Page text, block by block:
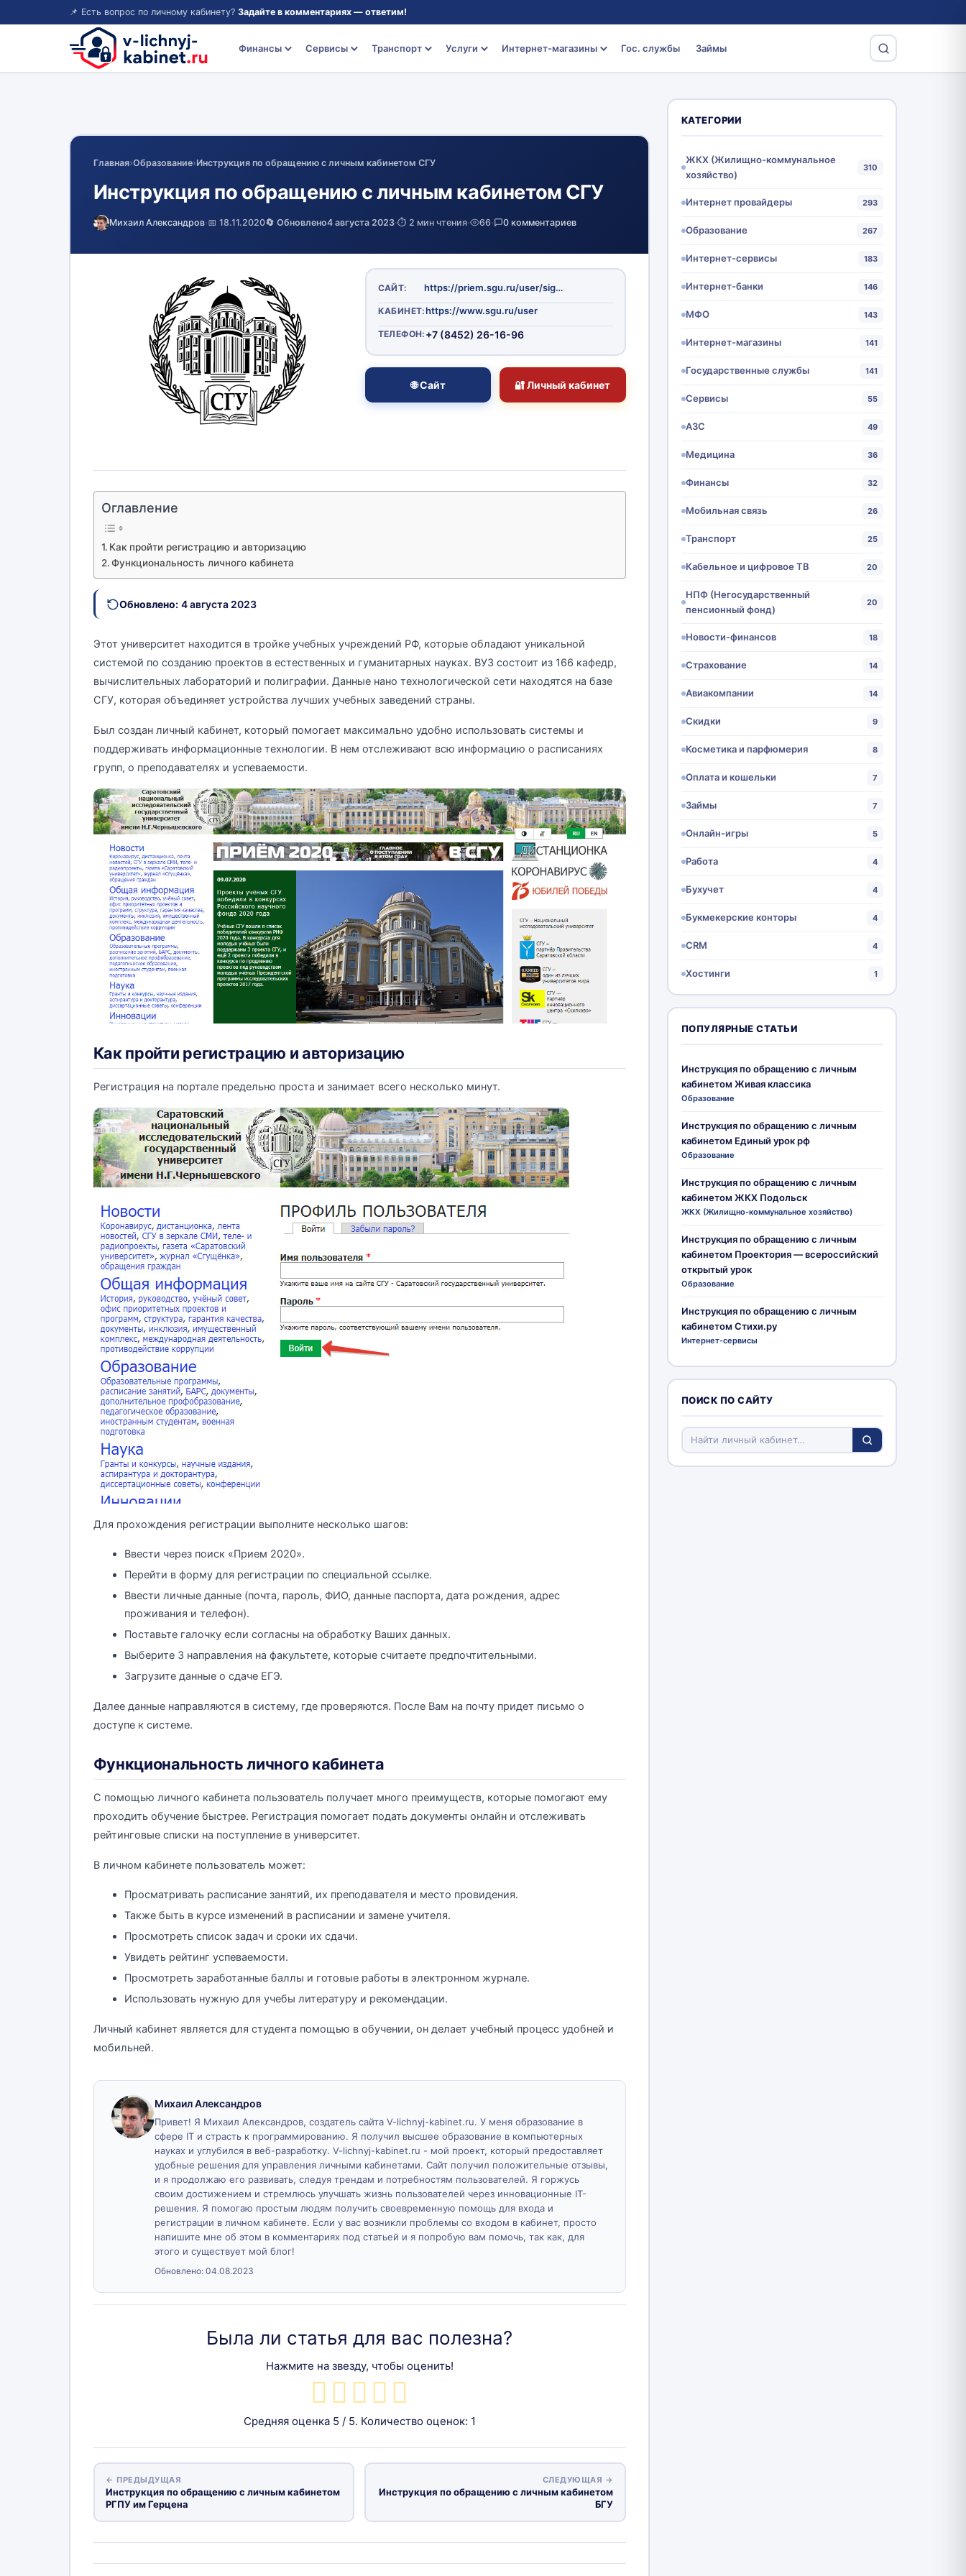
📌 Есть вопрос по личному кабинету? Задайте в комментариях — ответим!
Финансы Сервисы Транспорт Услуги Интернет-магазины Гос. службы Займы
Главная›Образование›Инструкция по обращению с личным кабинетом СГУ
Инструкция по обращению с личным кабинетом СГУ
Михаил Александров·📅 18.11.2020🔄 Обновлено4 августа 2023·⏱️ 2 мин чтения· 66· 0 комментариев
САЙТ: https://priem.sgu.ru/user/sign-in/login
КАБИНЕТ:https://www.sgu.ru/user
ТЕЛЕФОН: +7 (8452) 26-16-96
🌐 Сайт 🔐 Личный кабинет
Оглавление
Как пройти регистрацию и авторизацию
Функциональность личного кабинета
Обновлено: 4 августа 2023
Этот университет находится в тройке учебных учреждений РФ, которые обладают уникальной
системой по созданию проектов в естественных и гуманитарных науках. ВУЗ состоит из 166 кафедр,
вычислительных лабораторий и полиграфии. Данные нано технологической сети находятся на базе
СГУ, которая объединяет устройства лучших учебных заведений страны.
Был создан личный кабинет, который помогает максимально удобно использовать системы и
поддерживать информационные технологии. В нем отслеживают всю информацию о расписаниях
групп, о преподавателях и успеваемости.
Как пройти регистрацию и авторизацию
Регистрация на портале предельно проста и занимает всего несколько минут.
Для прохождения регистрации выполните несколько шагов:
Ввести через поиск «Прием 2020».
Перейти в форму для регистрации по специальной ссылке.
Ввести личные данные (почта, пароль, ФИО, данные паспорта, дата рождения, адрес
проживания и телефон).
Поставьте галочку если согласны на обработку Ваших данных.
Выберите 3 направления на факультете, которые считаете предпочтительными.
Загрузите данные о сдаче ЕГЭ.
Далее данные направляются в систему, где проверяются. После Вам на почту придет письмо о
доступе к системе.
Функциональность личного кабинета
С помощью личного кабинета пользователь получает много преимуществ, которые помогают ему
проходить обучение быстрее. Регистрация помогает подать документы онлайн и отслеживать
рейтинговые списки на поступление в университет.
В личном кабинете пользователь может:
Просматривать расписание занятий, их преподавателя и место провидения.
Также быть в курсе изменений в расписании и замене учителя.
Просмотреть список задач и сроки их сдачи.
Увидеть рейтинг успеваемости.
Просмотреть заработанные баллы и готовые работы в электронном журнале.
Использовать нужную для учебы литературу и рекомендации.
Личный кабинет является для студента помощью в обучении, он делает учебный процесс удобней и
мобильней.
Михаил Александров
Привет! Я Михаил Александров, создатель сайта V-lichnyj-kabinet.ru. У меня образование в
сфере IT и страсть к программированию. Я получил высшее образование в компьютерных
науках и углубился в веб-разработку. V-lichnyj-kabinet.ru - мой проект, который предоставляет
удобные решения для управления личными кабинетами. Сайт получил положительные отзывы,
и я продолжаю его развивать, следуя трендам и потребностям пользователей. Я горжусь
своим достижением и стремлюсь улучшать жизнь пользователей через инновационные IT-
решения. Я помогаю простым людям получить своевременную помощь для входа и
регистрации в личном кабинете. Если у вас возникли проблемы со входом в кабинет, просто
напишите мне об этом в комментариях под статьей и я попробую вам помочь, так как, для
этого и существует мой блог!
Обновлено: 04.08.2023
Была ли статья для вас полезна?
Нажмите на звезду, чтобы оценить!
Средняя оценка 5 / 5. Количество оценок: 1
← ПРЕДЫДУЩАЯ
Инструкция по обращению с личным кабинетом
РГПУ им Герцена
СЛЕДУЮЩАЯ →
Инструкция по обращению с личным кабинетом
БГУ
КАТЕГОРИИ
ЖКХ (Жилищно-коммунальное
хозяйство)
310
Интернет провайдеры 293
Образование 267
Интернет-сервисы 183
Интернет-банки 146
МФО 143
Интернет-магазины 141
Государственные службы 141
Сервисы 55
АЗС 49
Медицина 36
Финансы 32
Мобильная связь 26
Транспорт 25
Кабельное и цифровое ТВ 20
НПФ (Негосударственный
пенсионный фонд)
20
Новости-финансов 18
Страхование 14
Авиакомпании 14
Скидки 9
Косметика и парфюмерия 8
Оплата и кошельки 7
Займы 7
Онлайн-игры 5
Работа 4
Бухучет 4
Букмекерские конторы 4
CRM 4
Хостинги 1
ПОПУЛЯРНЫЕ СТАТЬИ
Инструкция по обращению с личным
кабинетом Живая классика
Образование
Инструкция по обращению с личным
кабинетом Единый урок рф
Образование
Инструкция по обращению с личным
кабинетом ЖКХ Подольск
ЖКХ (Жилищно-коммунальное хозяйство)
Инструкция по обращению с личным
кабинетом Проектория — всероссийский
открытый урок
Образование
Инструкция по обращению с личным
кабинетом Стихи.ру
Интернет-сервисы
ПОИСК ПО САЙТУ